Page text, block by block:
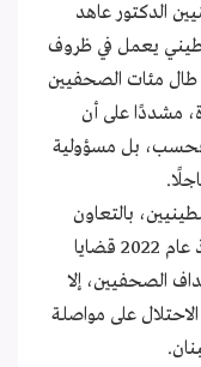
الدكتور عاهد
يعمل في ظروف
طال مئات الصحفيين
مشددًا على أن
بل مسؤولية
بالتعاون
مع الاتحاد الدولي للصحفيين، رفعت منذ عام 2022 قضايا
الصحفيين، إلا
على مواصلة